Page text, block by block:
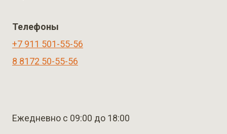
Телефоны
+7 911 501-55-56
8 8172 50-55-56
Ежедневно с 09:00 до 18:00